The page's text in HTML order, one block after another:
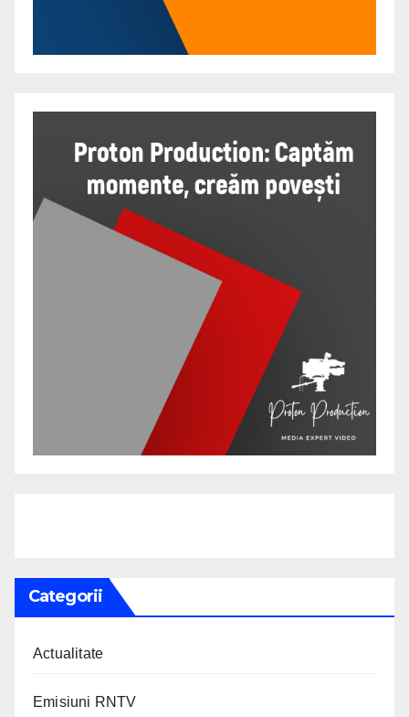
Categorii
Actualitate
Emisiuni RNTV